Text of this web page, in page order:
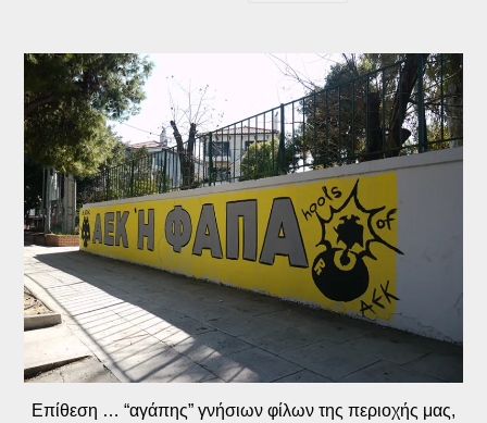
Επίθεση … “αγάπης” γνήσιων φίλων της περιοχής μας,